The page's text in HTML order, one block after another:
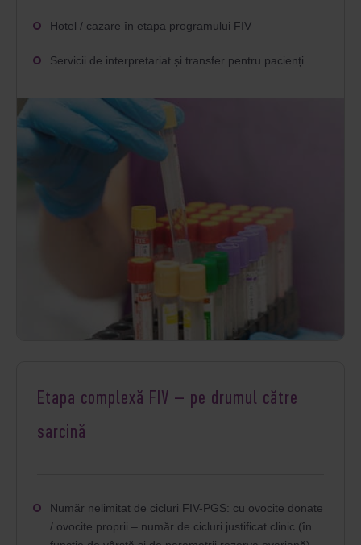
Hotel / cazare în etapa programului FIV
Servicii de interpretariat și transfer pentru pacienți
Etapa complexă FIV – pe drumul către
sarcină
Număr nelimitat de cicluri FIV-PGS: cu ovocite donate
/ ovocite proprii – număr de cicluri justificat clinic (în